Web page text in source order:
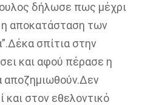
δήλωσε πως μέχρι
η αποκατάσταση των
σπίτια στην
και αφού πέρασε η
αποζημιωθούν.Δεν
και στον εθελοντικό